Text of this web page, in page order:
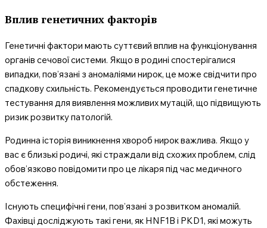
Вплив генетичних факторів
Генетичні фактори мають суттєвий вплив на функціонування
органів сечової системи. Якщо в родині спостерігалися
випадки, пов’язані з аномаліями нирок, це може свідчити про
спадкову схильність. Рекомендується проводити генетичне
тестування для виявлення можливих мутацій, що підвищують
ризик розвитку патологій.
Родинна історія виникнення хвороб нирок важлива. Якщо у
вас є близькі родичі, які страждали від схожих проблем, слід
обов’язково повідомити про це лікаря під час медичного
обстеження.
Існують специфічні гени, пов’язані з розвитком аномалій.
Фахівці досліджують такі гени, як HNF1B і PKD1, які можуть